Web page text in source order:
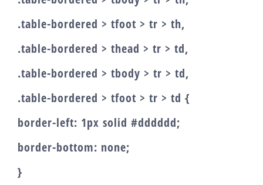
.table-bordered > tfoot > tr > th,
.table-bordered > thead > tr > td,
.table-bordered > tbody > tr > td,
.table-bordered > tfoot > tr > td {
border-left: 1px solid #dddddd;
border-bottom: none;
}